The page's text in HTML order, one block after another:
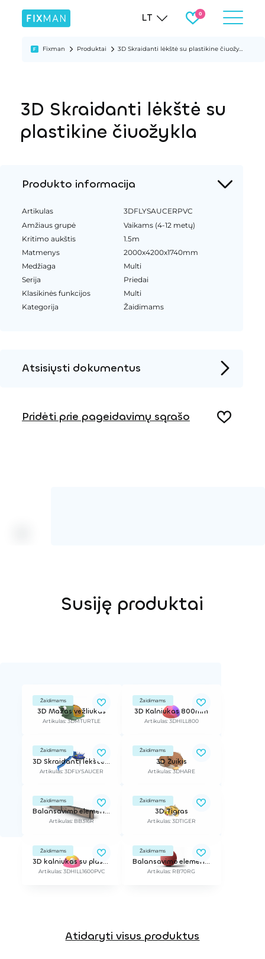
LT
Fixman Produktai 3D Skraidanti lėkštė su plastikine čiuožykla
3D Skraidanti lėkštė su
plastikine čiuožykla
Produkto informacija
Artikulas
3DFLYSAUCERPVC
Amžiaus grupė
Vaikams (4-12 metų)
Kritimo aukštis
1.5m
Matmenys
2000x4200x1740mm
Medžiaga
Multi
Serija
Priedai
Klasikinės funkcijos
Multi
Kategorija
Žaidimams
Atsisiųsti dokumentus
Pridėti prie pageidavimų sąrašo
Susiję produktai
Žaidimams
3D Mažas vėžliukas
Artikulas: 3DMTURTLE
Žaidimams
3D Kalniukas 800mm
Artikulas: 3DHILL800
Žaidimams
3D Skraidanti lėkštė su nerūdijančio plieno čiuožykla
Artikulas: 3DFLYSAUCER
Žaidimams
3D Zuikis
Artikulas: 3DHARE
Žaidimams
Balansavimo elementas, 3,16 m / Ant liejamos dangos ar dirbtinės žolės
Artikulas: BB316R
Žaidimams
3D Tigras
Artikulas: 3DTIGER
Žaidimams
3D kalniukas su plastikiniu tuneliu
Artikulas: 3DHILL1600PVC
Žaidimams
Balansavimo elementas, d-0,7 m / Ant žolės
Artikulas: RB70RG
Atidaryti visus produktus